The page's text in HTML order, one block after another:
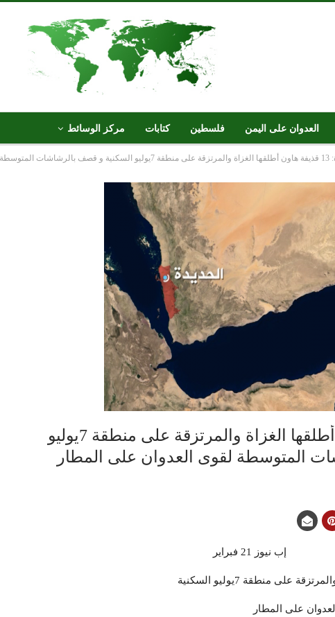
العدوان على اليمن فلسطين كتابات مركز الوسائط
المطار
الحديدة: 13 قذيفة هاون أطلقها الغزاة والمرتزقة على منطقة 7يوليو
المتوسطة لقوى العدوان على المطار
إب نيوز 21 فبراير
على المطار